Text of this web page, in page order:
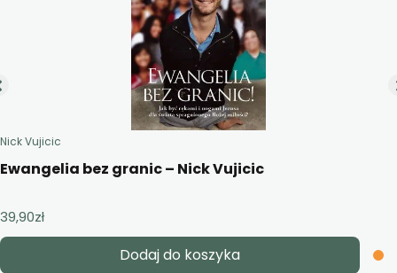
Nick Vujicic
Ewangelia bez granic – Nick Vujicic
39,90zł
Dodaj do koszyka